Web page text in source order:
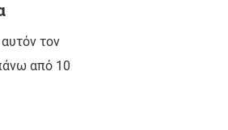
τον
από 10